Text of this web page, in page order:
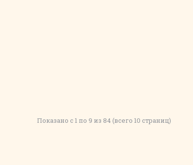
Показано с 1 по 9 из 84 (всего 10 страниц)